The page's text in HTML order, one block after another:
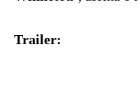
Trailer: